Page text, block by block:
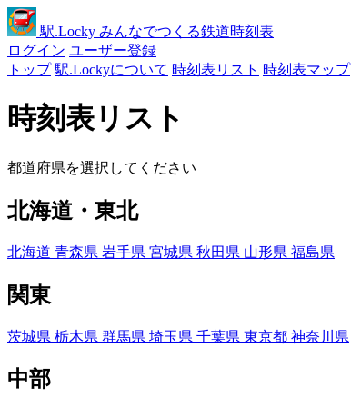
駅.Locky みんなでつくる鉄道時刻表
ログイン ユーザー登録
トップ 駅.Lockyについて 時刻表リスト 時刻表マップ
時刻表リスト
都道府県を選択してください
北海道・東北
北海道 青森県 岩手県 宮城県 秋田県 山形県 福島県
関東
茨城県 栃木県 群馬県 埼玉県 千葉県 東京都 神奈川県
中部